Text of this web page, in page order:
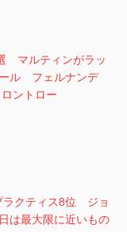
マルティンがラッ
ル フェルナンデ
ントロー
クティス8位 ジョ
は最大限に近いもの